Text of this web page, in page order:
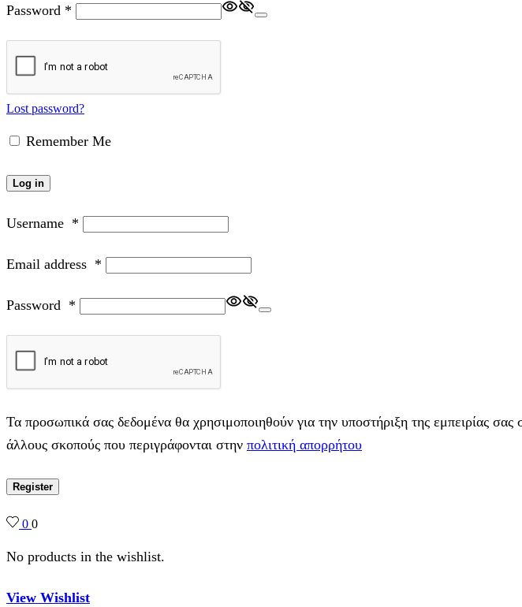
Password *
Lost password?
Remember Me
Log in
Username *
Email address *
Password *
Τα προσωπικά σας δεδομένα θα χρησιμοποιηθούν για την υποστήριξη της εμπειρίας
άλλους σκοπούς που περιγράφονται στην πολιτική απορρήτου
Register
0 0
No products in the wishlist.
View Wishlist